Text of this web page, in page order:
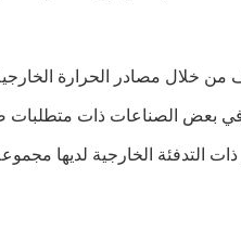
من خلال مصادر الحرارة
بعض الصناعات ذات
ذات التدفئة الخارجية لديها